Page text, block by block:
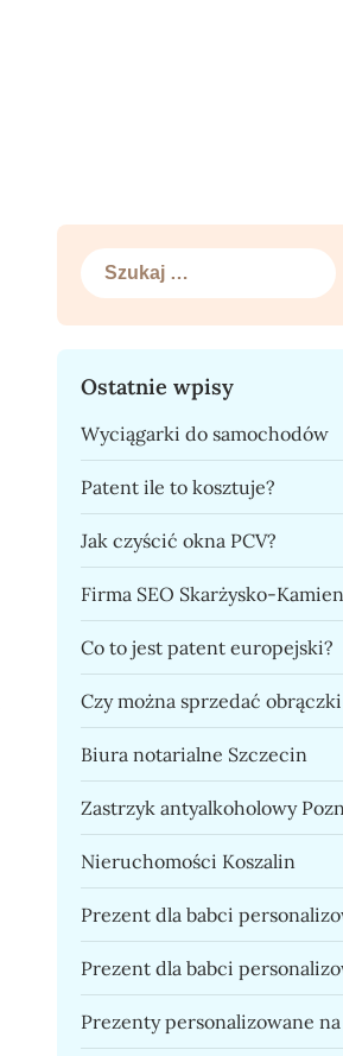
Szukaj:
Ostatnie wpisy
Wyciągarki do samochodów
Patent ile to kosztuje?
Jak czyścić okna PCV?
Firma SEO Skarżysko-
Co to jest patent europejski?
Czy można sprzedać
Biura notarialne Szczecin
Zastrzyk antyalkoholowy
Nieruchomości Koszalin
Prezent dla babci
Prezent dla babci
Prezenty personalizowane